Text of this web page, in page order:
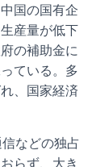
国の国有企
産量が低下
の補助金に
ている。多
、国家経済
などの独占
らず、大き